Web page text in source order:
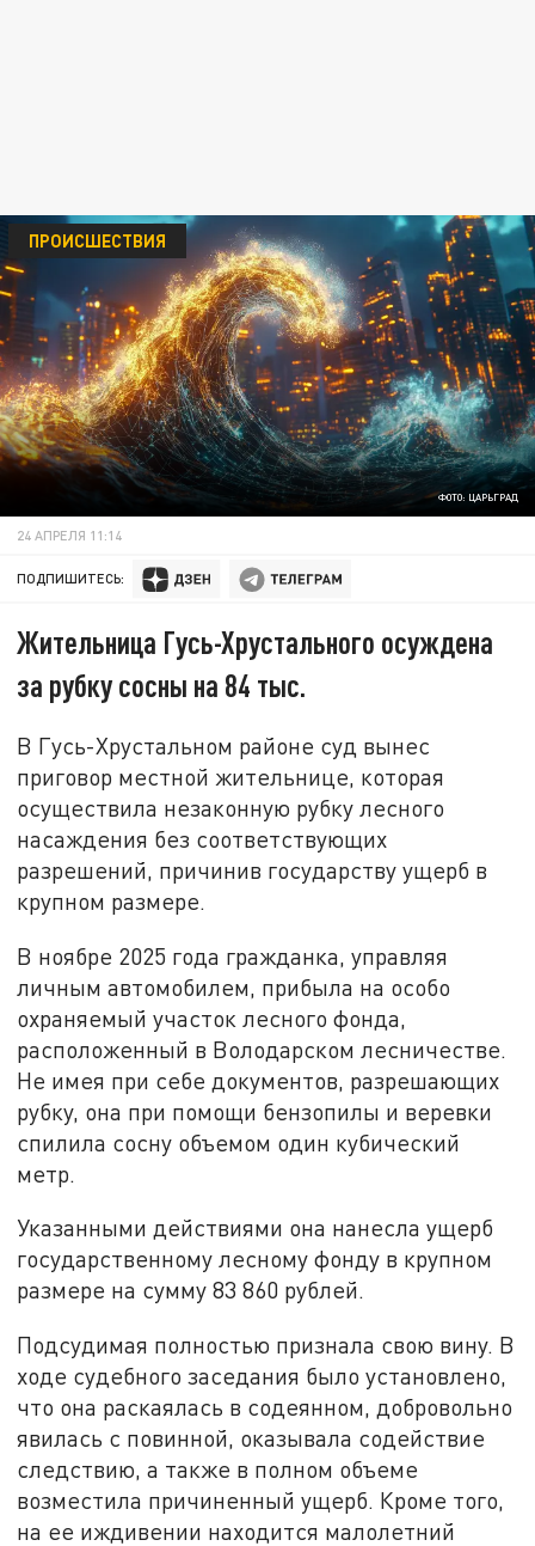
ФОТО: ЦАРЬГРАД
ПРОИСШЕСТВИЯ
24 АПРЕЛЯ 11:14
ПОДПИШИТЕСЬ:
Жительница Гусь-Хрустального осуждена
за рубку сосны на 84 тыс.
В Гусь-Хрустальном районе суд вынес
приговор местной жительнице, которая
осуществила незаконную рубку лесного
насаждения без соответствующих
разрешений, причинив государству ущерб в
крупном размере.
В ноябре 2025 года гражданка, управляя
личным автомобилем, прибыла на особо
охраняемый участок лесного фонда,
расположенный в Володарском лесничестве.
Не имея при себе документов, разрешающих
рубку, она при помощи бензопилы и веревки
спилила сосну объемом один кубический
метр.
Указанными действиями она нанесла ущерб
государственному лесному фонду в крупном
размере на сумму 83 860 рублей.
Подсудимая полностью признала свою вину. В
ходе судебного заседания было установлено,
что она раскаялась в содеянном, добровольно
явилась с повинной, оказывала содействие
следствию, а также в полном объеме
возместила причиненный ущерб. Кроме того,
на ее иждивении находится малолетний